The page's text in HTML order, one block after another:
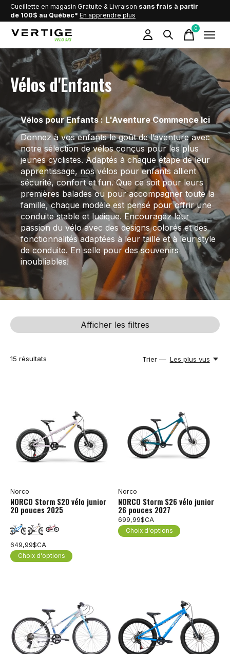
Cueillette en magasin Gratuite & Livraison sans frais à partir
de 100$ au Québec* En apprendre plus
0items
Vélos d'Enfants
Vélos pour Enfants : L'Aventure Commence Ici
Donnez à vos enfants le goût de l’aventure avec
notre sélection de vélos conçus pour les plus
jeunes cyclistes. Adaptés à chaque étape de leur
apprentissage, nos vélos pour enfants allient
sécurité, confort et fun. Que ce soit pour leurs
premières balades ou pour accompagner toute la
famille, chaque modèle est pensé pour offrir une
conduite stable et ludique. Encouragez leur
passion du vélo avec des designs colorés et des
fonctionnalités adaptées à leur taille et à leur style
de conduite. En selle pour des souvenirs
inoubliables!
Afficher les filtres
15 résultats Trier — Les plus vus
Norco
NORCO Storm S20 vélo junior
20 pouces 2025
649,99$CA
Choix d'options
Norco
NORCO Storm S26 vélo junior
26 pouces 2027
699,99$CA
Choix d'options